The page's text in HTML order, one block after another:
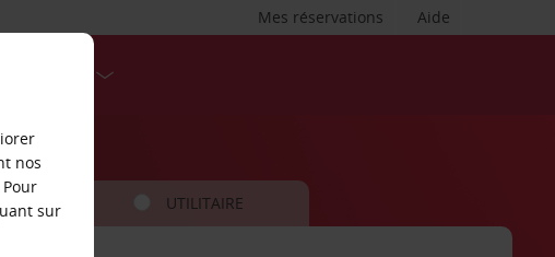
Aide
Mes réservations
UTILITAIRE
nos
sur